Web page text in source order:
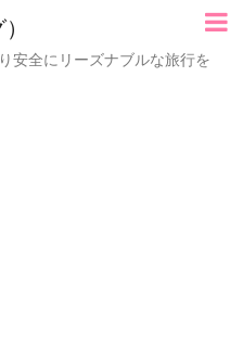
安全にリーズナブルな旅行を